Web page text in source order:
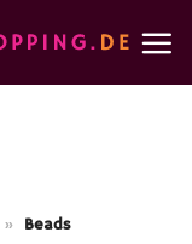
» Beads